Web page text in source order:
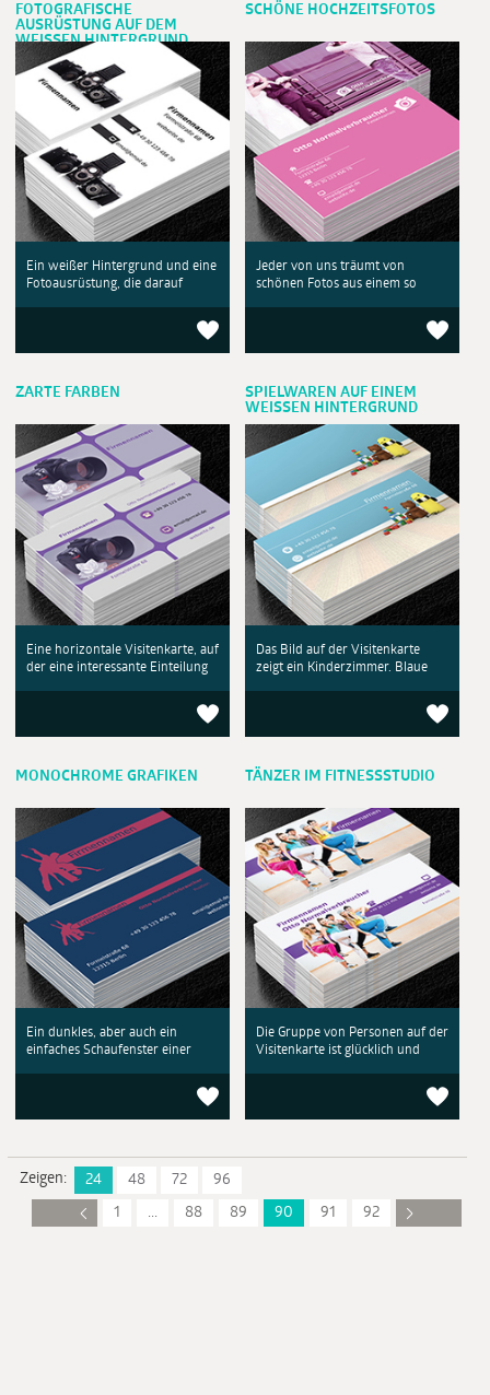
FOTOGRAFISCHE
AUSRÜSTUNG AUF DEM
WEISSEN HINTERGRUND
Ein weißer Hintergrund und eine
Fotoausrüstung, die darauf
SCHÖNE HOCHZEITSFOTOS
Jeder von uns träumt von
schönen Fotos aus einem so
ZARTE FARBEN
Eine horizontale Visitenkarte, auf
der eine interessante Einteilung
SPIELWAREN AUF EINEM
WEISSEN HINTERGRUND
Das Bild auf der Visitenkarte
zeigt ein Kinderzimmer. Blaue
MONOCHROME GRAFIKEN
Ein dunkles, aber auch ein
einfaches Schaufenster einer
TÄNZER IM FITNESSSTUDIO
Die Gruppe von Personen auf der
Visitenkarte ist glücklich und
Zeigen: 24 48 72
96
1
... 88 89 90 91 92